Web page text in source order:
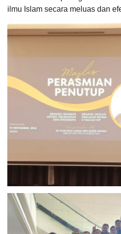
ilmu Islam secara meluas dan